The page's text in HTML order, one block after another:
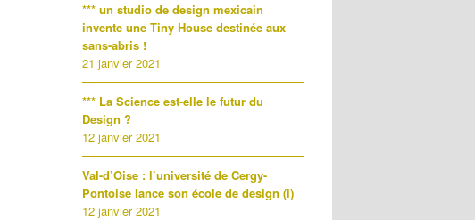
*** un studio de design mexicain
invente une Tiny House destinée aux
sans-abris !
21 janvier 2021
*** La Science est-elle le futur du
Design ?
12 janvier 2021
Val-d’Oise : l’université de Cergy-
Pontoise lance son école de design (i)
12 janvier 2021